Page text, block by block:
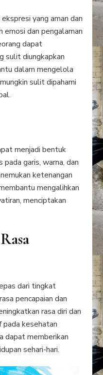
yang aman dan
emosi dan pengalaman
dapat
sulit diungkapkan
dalam mengelola
sulit dipahami
menjadi bentuk
garis, warna, dan
ketenangan
mengalihkan
menciptakan
dari tingkat
pencapaian dan
rasa diri dan
pada kesehatan
dapat memberikan
sehari-hari.